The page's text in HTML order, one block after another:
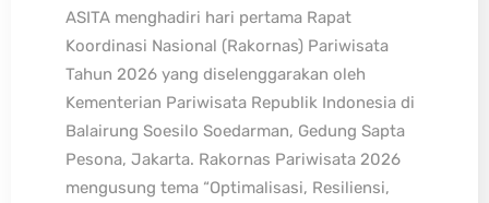
ASITA menghadiri hari pertama Rapat
Koordinasi Nasional (Rakornas) Pariwisata
Tahun 2026 yang diselenggarakan oleh
Kementerian Pariwisata Republik Indonesia di
Balairung Soesilo Soedarman, Gedung Sapta
Pesona, Jakarta. Rakornas Pariwisata 2026
mengusung tema “Optimalisasi, Resiliensi,